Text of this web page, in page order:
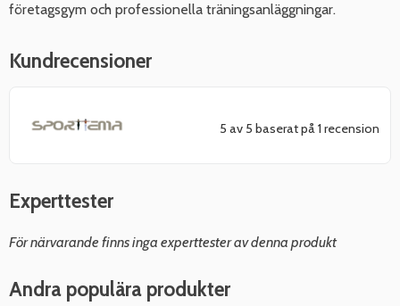
företagsgym och professionella träningsanläggningar.
Kundrecensioner
5 av 5 baserat på 1 recension
Experttester
För närvarande finns inga experttester av denna produkt
Andra populära produkter